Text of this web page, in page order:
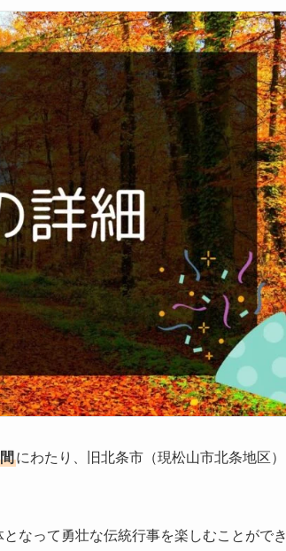
にわたり、旧北条市（現松山市北条地区）
なって勇壮な伝統行事を楽しむことができ